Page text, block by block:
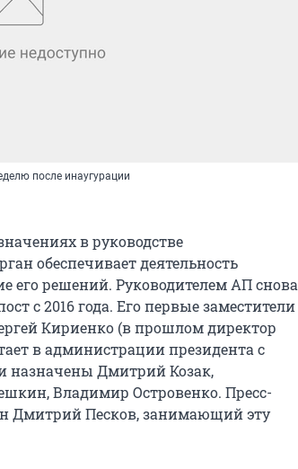
после инаугурации
в руководстве
обеспечивает деятельность
его решений. Руководителем АП снова
с 2016 года. Его первые заместители
Кириенко (в прошлом директор
в администрации президента с
назначены Дмитрий Козак,
Владимир Островенко. Пресс-
Дмитрий Песков, занимающий эту